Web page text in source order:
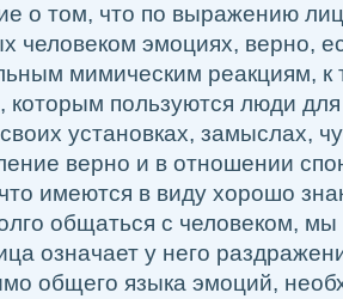
о том, что по выражению
человеком эмоциях, верно,
мимическим реакциям, к
которым пользуются люди
установках, замыслах,
верно и в отношении
имеются в виду хорошо
общаться с человеком, мы
означает у него
общего языка эмоций,